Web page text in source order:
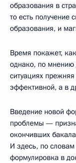
образования в
то есть получение
образования, и
Время покажет,
однако, по
ситуациях
эффективной, а в
Введение новой
проблемы —
окончивших
И здесь, по
формулировка в